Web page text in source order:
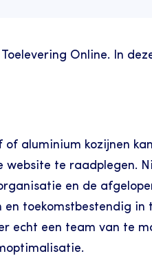
Online. In
aluminium kozijnen
te raadplegen.
en de
toekomstbestendig in
echt een team van te